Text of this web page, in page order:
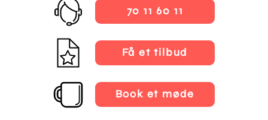
70 11 60 11
Få et tilbud
Book et møde